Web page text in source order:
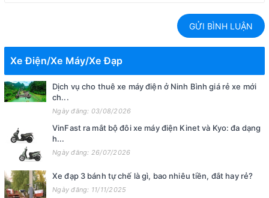
GỬI BÌNH LUẬN
Xe Điện/Xe Máy/Xe Đạp
Dịch vụ cho thuê xe máy điện ở Ninh Bình giá rẻ xe mới
ch...
Ngày đăng: 03/08/2026
VinFast ra mắt bộ đôi xe máy điện Kinet và Kyo: đa dạng
h...
Ngày đăng: 26/07/2026
Xe đạp 3 bánh tự chế là gì, bao nhiêu tiền, đắt hay rẻ?
Ngày đăng: 11/11/2025